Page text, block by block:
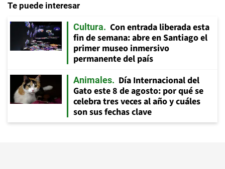
Te puede interesar
Cultura
Con entrada liberada esta
fin de semana: abre en Santiago el
primer museo inmersivo
permanente del país
Animales
Día Internacional del
Gato este 8 de agosto: por qué se
celebra tres veces al año y cuáles
son sus fechas clave